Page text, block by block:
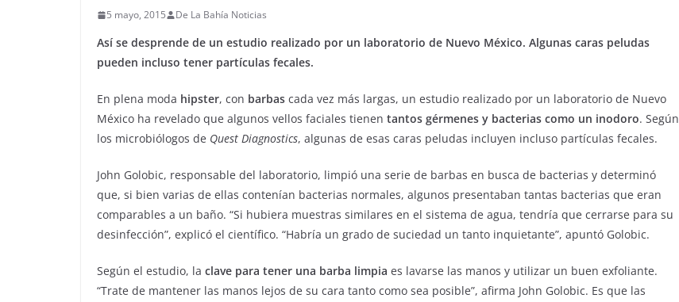
5 mayo, 2015 De La Bahía Noticias
Así se desprende de un estudio realizado por un laboratorio de Nuevo México. Algunas caras peludas
pueden incluso tener partículas fecales.
En plena moda hipster, con barbas cada vez más largas, un estudio realizado por un laboratorio de Nuevo
México ha revelado que algunos vellos faciales tienen tantos gérmenes y bacterias como un inodoro. Según
los microbiólogos de Quest Diagnostics, algunas de esas caras peludas incluyen incluso partículas fecales.
John Golobic, responsable del laboratorio, limpió una serie de barbas en busca de bacterias y determinó
que, si bien varias de ellas contenían bacterias normales, algunos presentaban tantas bacterias que eran
comparables a un baño. “Si hubiera muestras similares en el sistema de agua, tendría que cerrarse para su
desinfección”, explicó el científico. “Habría un grado de suciedad un tanto inquietante”, apuntó Golobic.
Según el estudio, la clave para tener una barba limpia es lavarse las manos y utilizar un buen exfoliante.
“Trate de mantener las manos lejos de su cara tanto como sea posible”, afirma John Golobic. Es que las